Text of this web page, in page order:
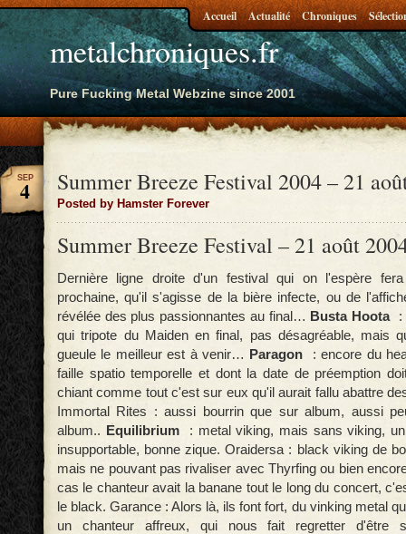
metalchroniques.fr
Pure Fucking Metal Webzine since 2001
Accueil Actualité Chroniques
Summer Breeze Festival 2004 – 21
Posted by Hamster Forever
SEP
4
Summer Breeze Festival – 21 août
Dernière ligne droite d'un festival qui on l'espère
prochaine, qu'il s'agisse de la bière infecte, ou de
révélée des plus passionnantes au final… Busta Hoota:
qui tripote du Maiden en final, pas désagréable, mais
gueule le meilleur est à venir… Paragon : encore du
faille spatio temporelle et dont la date de préemption
chiant comme tout c'est sur eux qu'il aurait fallu abattre
Immortal Rites : aussi bourrin que sur album, aussi
album.. Equilibrium : metal viking, mais sans viking,
insupportable, bonne zique. Oraidersa : black viking de
mais ne pouvant pas rivaliser avec Thyrfing ou bien
cas le chanteur avait la banane tout le long du concert,
le black. Garance : Alors là, ils font fort, du vinking metal
un chanteur affreux, qui nous fait regretter d'être